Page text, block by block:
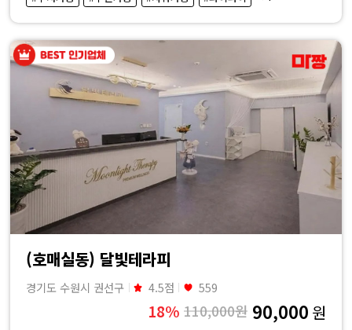
내
근
처
마
사
지
샵
가
(호매실동) 달빛테라피
경기도 수원시 권선구 4.5점 559
18% 110,000원 90,000 원